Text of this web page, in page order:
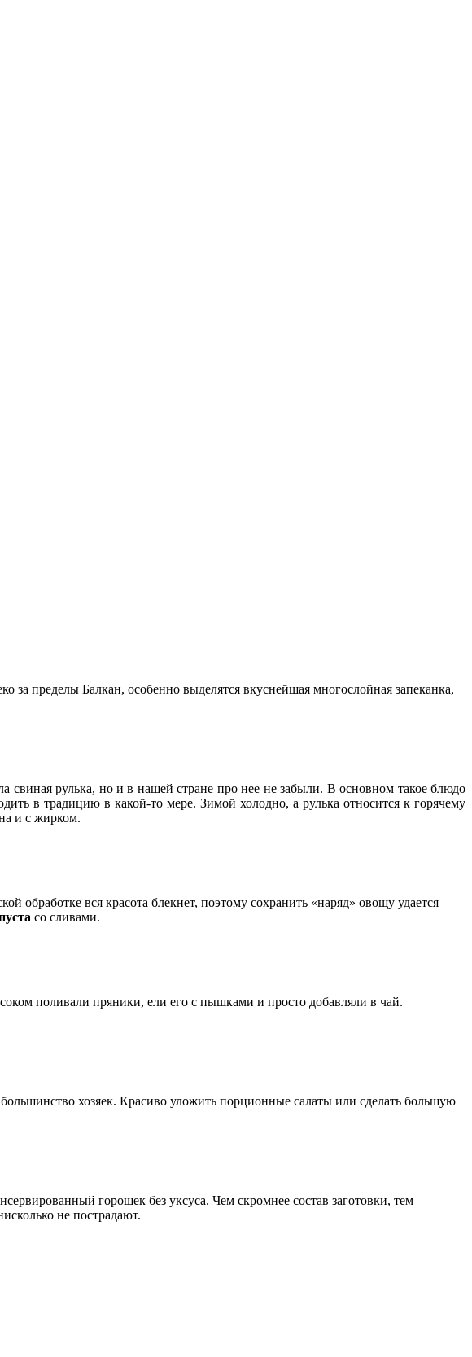
за пределы Балкан, особенно выделятся вкуснейшая многослойная запеканка,
свиная рулька, но и в нашей стране про нее не забыли. В основном такое блюдо
в традицию в какой-то мере. Зимой холодно, а рулька относится к горячему
и с жирком.
обработке вся красота блекнет, поэтому сохранить «наряд» овощу удается
со сливами.
поливали пряники, ели его с пышками и просто добавляли в чай.
хозяек. Красиво уложить порционные салаты или сделать большую
горошек без уксуса. Чем скромнее состав заготовки, тем
не пострадают.